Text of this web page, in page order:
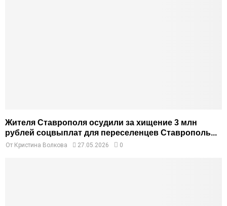
Жителя Ставрополя осудили за хищение 3 млн
рублей соцвыплат для переселенцев Ставрополь...
От Кристина Волкова 27.05.2026 0